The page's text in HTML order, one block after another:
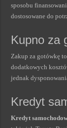
sposobu
dostosowane do
Kupno za
Zakup za gotówkę
dodatkowych
jednak
Kredyt
Kredyt